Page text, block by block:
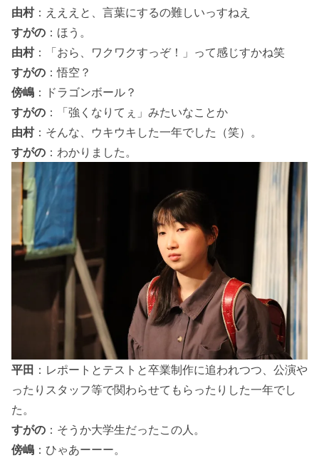
由村：えええと、言葉にするの難しいっすねえ
すがの ：ほう。
由村：「おら、ワクワクすっぞ！」って感じすかね笑
すがの ：悟空？
傍嶋 ：ドラゴンボール？
すがの ：「強くなりてぇ」みたいなことか
由村：そんな、ウキウキした一年でした（笑）。
すがの ：わかりました。
平田 ：レポートとテストと卒業制作に追われつつ、公演や
ったりスタッフ等で関わらせてもらったりした一年でし
た。
すがの ：そうか大学生だったこの人。
傍嶋 ：ひゃあーーー。